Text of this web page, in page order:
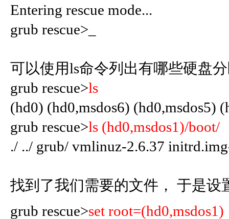
Entering rescue mode...
grub rescue>_
可以使用ls命令列出有哪些硬盘
grub rescue>ls
(hd0) (hd0,msdos6) (hd0,msdos5)
grub rescue>ls (hd0,msdos1)/boot/
./ ../ grub/ vmlinuz-2.6.37
找到了我们需要的文件， 于是设
grub rescue>set root=(hd0,msdos1)